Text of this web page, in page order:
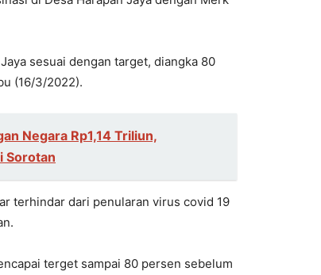
sesuai dengan target, diangka 80
(16/3/2022).
Negara Rp1,14 Triliun,
Sorotan
terhindar dari penularan virus covid 19
terget sampai 80 persen sebelum